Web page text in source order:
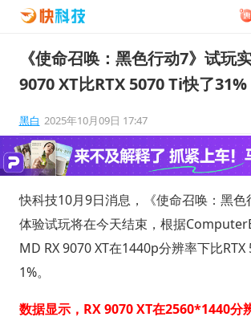
《使命召唤：黑色行动7》试玩
9070 XT比RTX 5070 Ti快了31%
黑白 2025年10月09日 17:47
快科技10月9日消息，《使命召唤：黑色
体验试玩将在今天结束，根据
MD RX 9070 XT在1440p分辨率下比
1%。
数据显示，RX 9070 XT在2560*1440分